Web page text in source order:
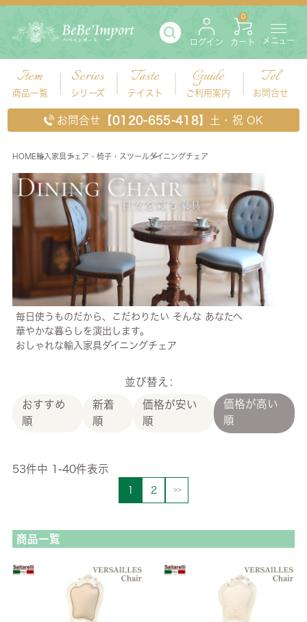
ログイン カート
0
メニュー
Item
商品一覧
Series
シリーズ
Taste
テイスト
Guide
ご利用案内
Tel
お問合せ
お問合せ 【0120-655-418】 土・祝 OK
HOME輸入家具 チェア・椅子・スツールダイニングチェア
ダイニングチェア
毎日使うものだから、こだわりたい そんな あなたへ
華やかな暮らしを演出します。
おしゃれな輸入家具ダイニングチェア
並び替え
おすすめ
順
新着
順
価格が安い
順
価格が高い
順
53件中 1 -40件表示
1 2
商品一覧